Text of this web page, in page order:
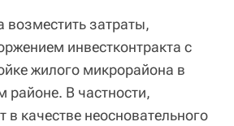
возместить затраты,
инвестконтракта с
жилого микрорайона в
В частности,
в качестве неосновательного